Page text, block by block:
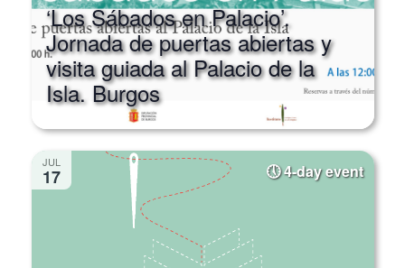
‘Los Sábados en Palacio’.
Jornada de puertas abiertas y
visita guiada al Palacio de la
Isla. Burgos
JUL
17 4-day event